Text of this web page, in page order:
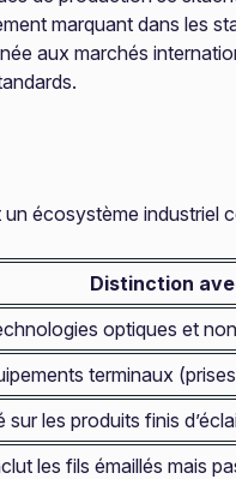
marquant dans les
aux marchés
écosystème industriel
Distinction
optiques et
terminaux
sur les produits finis
les fils émaillés mais